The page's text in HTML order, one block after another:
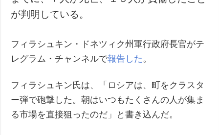
が判明している。
フィラシュキン・ドネツィク州軍行政府長官がテ
レグラム・チャンネルで報告した 。
フィラシュキン氏は、「ロシアは、町をクラスタ
ー弾で砲撃した。朝はいつもたくさんの人が集ま
る市場を直接狙ったのだ」と書き込んだ。